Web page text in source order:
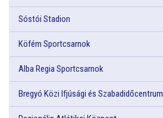
Sóstói Stadion
Köfém Sportcsarnok
Alba Regia Sportcsarnok
Bregyó Közi Ifjúsági és Szabadidőcentrum